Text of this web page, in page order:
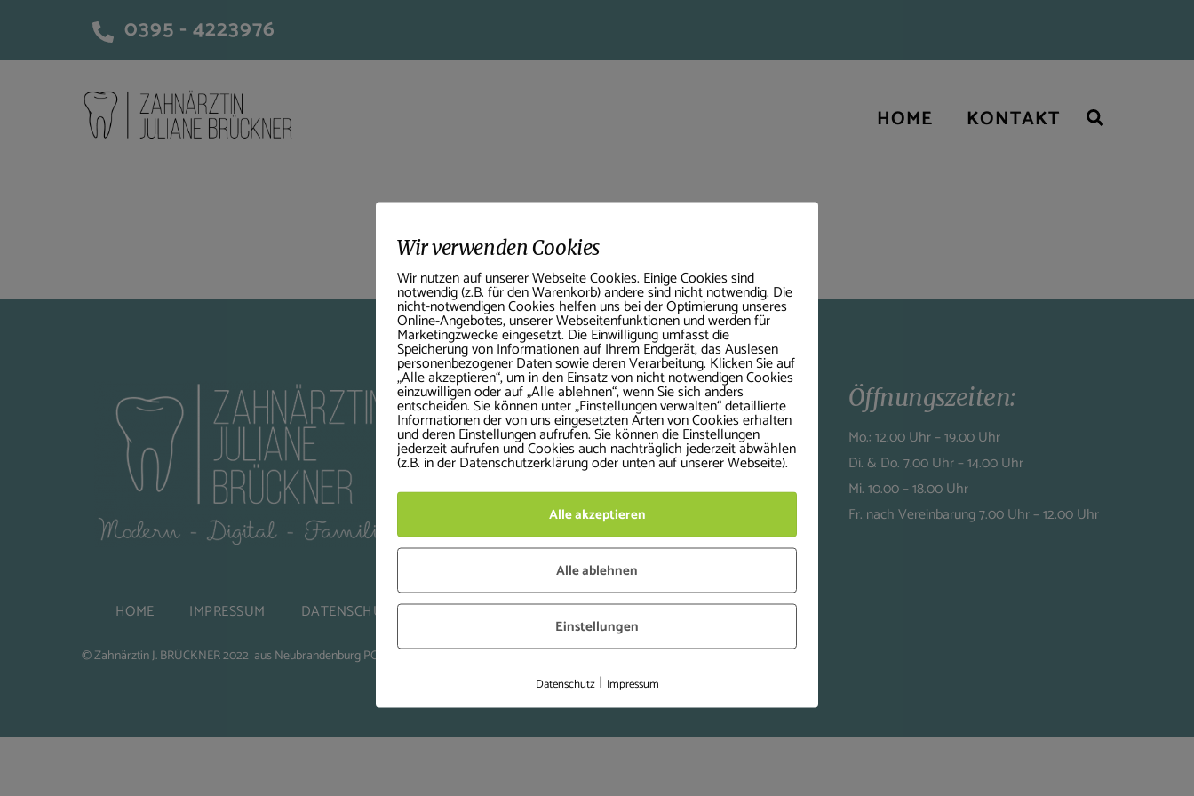
content
0395 - 4223976
Search
HOME KONTAKT
Back
To
Top
Familienpraxis J. Brückner
in Neubrandenburg
Prenzlauerstr. 39
17034 Neubrandenburg
Telefon: 0395 – 4223976
Öffnungszeiten:
Mo.: 12.00 Uhr – 19.00 Uhr
Di. & Do. 7.00 Uhr – 14.00 Uhr
Mi. 10.00 – 18.00 Uhr
Fr. nach Vereinbarung 7.00 Uhr – 12.00 Uhr
HOME IMPRESSUM DATENSCHUTZ
©Zahnärztin J. BRÜCKNER2022 aus Neubrandenburg POWERED BYAR MEDIENDESIGN•THEMIFY WORDPRESS THEMES
Wir verwenden Cookies
Wir nutzen auf unserer Webseite Cookies. Einige Cookies sind
notwendig (z.B. für den Warenkorb) andere sind nicht notwendig. Die
nicht-notwendigen Cookies helfen uns bei der Optimierung unseres
Online-Angebotes, unserer Webseitenfunktionen und werden für
Marketingzwecke eingesetzt. Die Einwilligung umfasst die
Speicherung von Informationen auf Ihrem Endgerät, das Auslesen
personenbezogener Daten sowie deren Verarbeitung. Klicken Sie auf
„Alle akzeptieren“, um in den Einsatz von nicht notwendigen Cookies
einzuwilligen oder auf „Alle ablehnen“, wenn Sie sich anders
entscheiden. Sie können unter „Einstellungen verwalten“ detaillierte
Informationen der von uns eingesetzten Arten von Cookies erhalten
und deren Einstellungen aufrufen. Sie können die Einstellungen
jederzeit aufrufen und Cookies auch nachträglich jederzeit abwählen
(z.B. in der Datenschutzerklärung oder unten auf unserer Webseite).
Alle akzeptieren
Alle ablehnen
Einstellungen
Datenschutz| Impressum